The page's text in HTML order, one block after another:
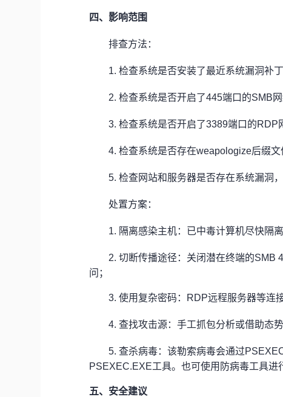
四、影响范围
排查方法：
1.检查系统是否安装了最近系统漏洞补丁
2.检查系统是否开启了445端口的SMB
3.检查系统是否开启了3389端口的RDP
4.检查系统是否存在weapologize后缀文
5.检查网站和服务器是否存在系统漏洞
处置方案：
1. 隔离感染主机：已中毒计算机尽快隔
2.切断传播途径：关闭潜在终端的SMB
问；
3.使用复杂密码：RDP远程服务器等连
4.查找攻击源：手工抓包分析或借助态
5.查杀病毒：该勒索病毒会通过
PSEXEC.EXE工具。也可使用防病毒工具进
五、安全建议